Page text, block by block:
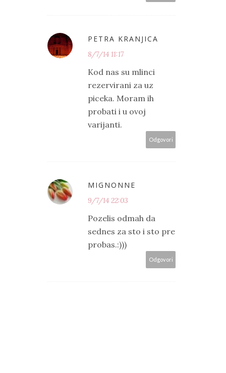
PETRA KRANJICA
8/7/14 11:17
Kod nas su mlinci
rezervirani za uz
piceka. Moram ih
probati i u ovoj
varijanti.
Odgovori
MIGNONNE
9/7/14 22:03
Pozelis odmah da
sednes za sto i sto pre
probas.:)))
Odgovori